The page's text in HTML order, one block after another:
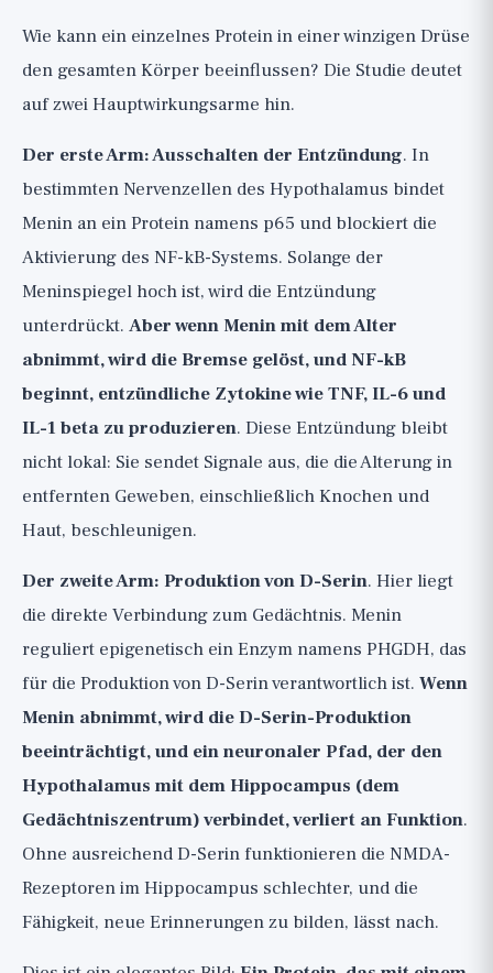
Wie kann ein einzelnes Protein in einer winzigen Drüse
den gesamten Körper beeinflussen? Die Studie deutet
auf zwei Hauptwirkungsarme hin.
Der erste Arm: Ausschalten der Entzündung. In
bestimmten Nervenzellen des Hypothalamus bindet
Menin an ein Protein namens p65 und blockiert die
Aktivierung des NF-kB-Systems. Solange der
Meninspiegel hoch ist, wird die Entzündung
unterdrückt. Aber wenn Menin mit dem Alter
abnimmt, wird die Bremse gelöst, und NF-kB
beginnt, entzündliche Zytokine wie TNF, IL-6 und
IL-1 beta zu produzieren. Diese Entzündung bleibt
nicht lokal: Sie sendet Signale aus, die die Alterung in
entfernten Geweben, einschließlich Knochen und
Haut, beschleunigen.
Der zweite Arm: Produktion von D-Serin. Hier liegt
die direkte Verbindung zum Gedächtnis. Menin
reguliert epigenetisch ein Enzym namens PHGDH, das
für die Produktion von D-Serin verantwortlich ist. Wenn
Menin abnimmt, wird die D-Serin-Produktion
beeinträchtigt, und ein neuronaler Pfad, der den
Hypothalamus mit dem Hippocampus (dem
Gedächtniszentrum) verbindet, verliert an Funktion.
Ohne ausreichend D-Serin funktionieren die NMDA-
Rezeptoren im Hippocampus schlechter, und die
Fähigkeit, neue Erinnerungen zu bilden, lässt nach.